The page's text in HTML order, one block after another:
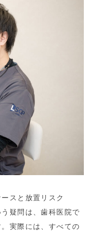
スと放置リスク
疑問は、歯科医院で
実際には、すべての